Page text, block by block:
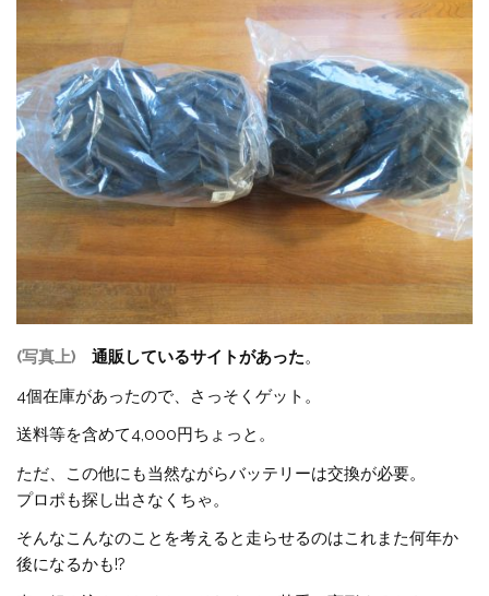
(写真上) 通販しているサイトがあった。
4個在庫があったので、さっそくゲット。
送料等を含めて4,000円ちょっと。
ただ、この他にも当然ながらバッテリーは交換が必要。
プロポも探し出さなくちゃ。
そんなこんなのことを考えると走らせるのはこれまた何年か
後になるかも!?